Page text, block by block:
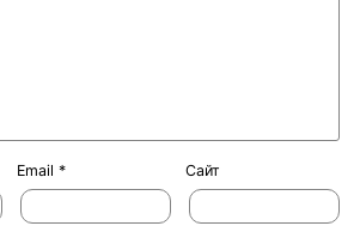
Email * Сайт